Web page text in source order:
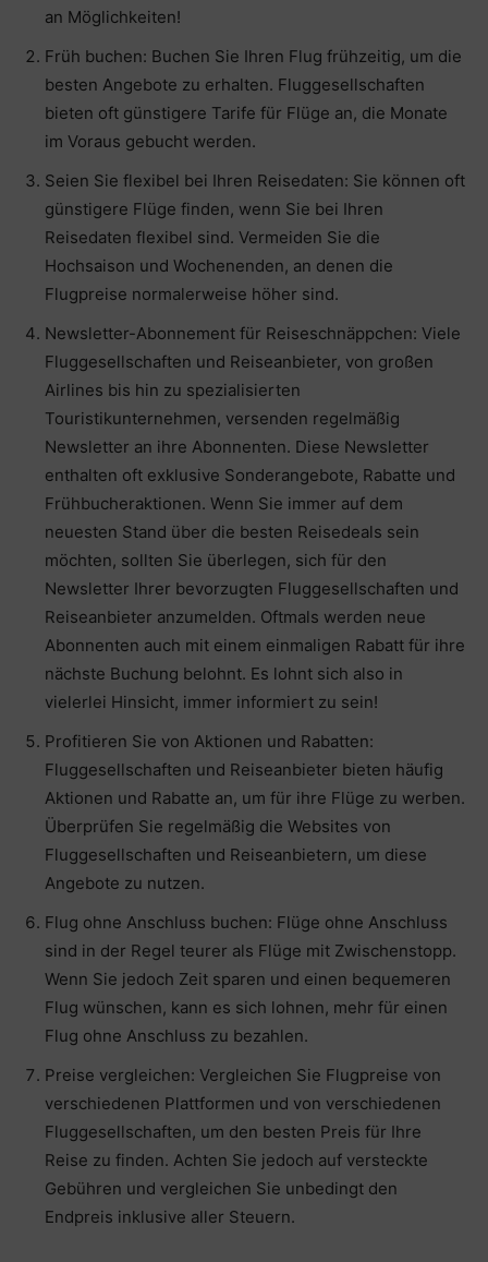
an Möglichkeiten!
Früh buchen: Buchen Sie Ihren Flug frühzeitig, um die
besten Angebote zu erhalten. Fluggesellschaften
bieten oft günstigere Tarife für Flüge an, die Monate
im Voraus gebucht werden.
Seien Sie flexibel bei Ihren Reisedaten: Sie können oft
günstigere Flüge finden, wenn Sie bei Ihren
Reisedaten flexibel sind. Vermeiden Sie die
Hochsaison und Wochenenden, an denen die
Flugpreise normalerweise höher sind.
Newsletter-Abonnement für Reiseschnäppchen: Viele
Fluggesellschaften und Reiseanbieter, von großen
Airlines bis hin zu spezialisierten
Touristikunternehmen, versenden regelmäßig
Newsletter an ihre Abonnenten. Diese Newsletter
enthalten oft exklusive Sonderangebote, Rabatte und
Frühbucheraktionen. Wenn Sie immer auf dem
neuesten Stand über die besten Reisedeals sein
möchten, sollten Sie überlegen, sich für den
Newsletter Ihrer bevorzugten Fluggesellschaften und
Reiseanbieter anzumelden. Oftmals werden neue
Abonnenten auch mit einem einmaligen Rabatt für ihre
nächste Buchung belohnt. Es lohnt sich also in
vielerlei Hinsicht, immer informiert zu sein!
Profitieren Sie von Aktionen und Rabatten:
Fluggesellschaften und Reiseanbieter bieten häufig
Aktionen und Rabatte an, um für ihre Flüge zu werben.
Überprüfen Sie regelmäßig die Websites von
Fluggesellschaften und Reiseanbietern, um diese
Angebote zu nutzen.
Flug ohne Anschluss buchen: Flüge ohne Anschluss
sind in der Regel teurer als Flüge mit Zwischenstopp.
Wenn Sie jedoch Zeit sparen und einen bequemeren
Flug wünschen, kann es sich lohnen, mehr für einen
Flug ohne Anschluss zu bezahlen.
Preise vergleichen: Vergleichen Sie Flugpreise von
verschiedenen Plattformen und von verschiedenen
Fluggesellschaften, um den besten Preis für Ihre
Reise zu finden. Achten Sie jedoch auf versteckte
Gebühren und vergleichen Sie unbedingt den
Endpreis inklusive aller Steuern.